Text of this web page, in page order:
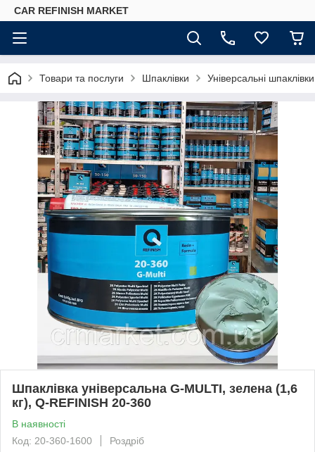
CAR REFINISH MARKET
Товари та послуги Шпаклівки Універсальні шпаклівки
Шпаклівка універсальна G-MULTI, зелена (1,6
кг), Q-REFINISH 20-360
В наявності
Код: 20-360-1600
Роздріб